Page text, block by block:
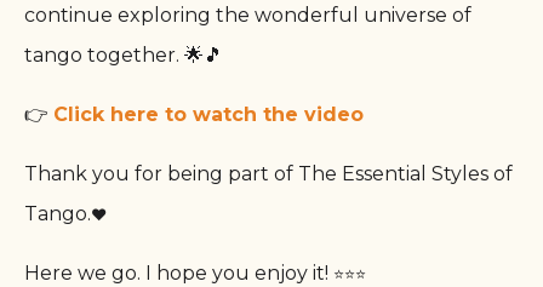
continue exploring the wonderful universe of
tango together. 🌟🎵
👉 Click here to watch the video
Thank you for being part of The Essential Styles of
Tango.❤️
Here we go. I hope you enjoy it! ⭐⭐⭐